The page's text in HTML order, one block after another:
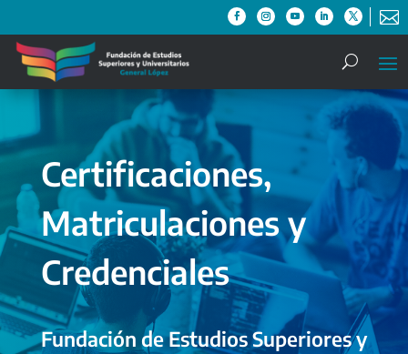

Certificaciones,
Matriculaciones y
Credenciales
Fundación de Estudios Superiores y